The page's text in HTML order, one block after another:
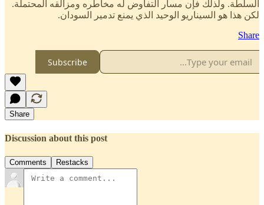
السلطة. ولذلك فإن مسار التفاوض له مخاطره ومزالقه المحتملة.
لكن هذا هو السيناريو الوحيد الذي يمنع تدمير السودان.
Share
Subscribe
Share
Discussion about this post
Comments Restacks